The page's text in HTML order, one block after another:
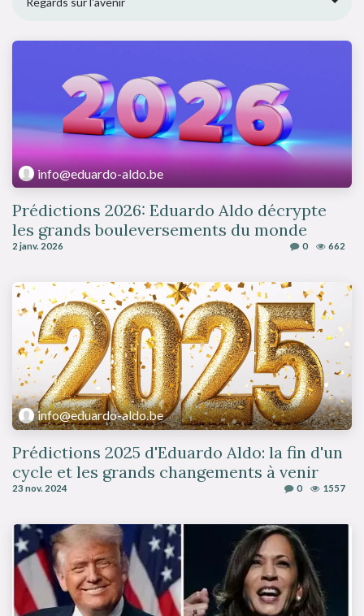
info@eduardo-aldo.be
Prédictions 2026: Eduardo Aldo décrypte
les grands bouleversements du monde
2 janv. 2026 0 662
info@eduardo-aldo.be
Prédictions 2025 d'Eduardo Aldo: la fin d'un
cycle et les grands changements à venir
23 nov. 2024 0 1557